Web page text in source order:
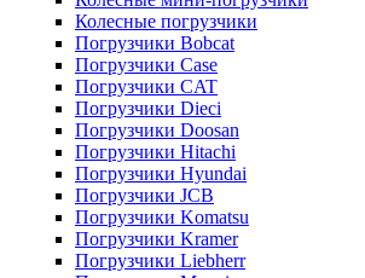
Колесные погрузчики
Погрузчики Bobcat
Погрузчики Case
Погрузчики CAT
Погрузчики Dieci
Погрузчики Doosan
Погрузчики Hitachi
Погрузчики Hyundai
Погрузчики JCB
Погрузчики Komatsu
Погрузчики Kramer
Погрузчики Liebherr